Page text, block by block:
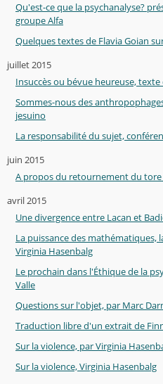
Qu'est-ce que la psychanalyse?
groupe Alfa
Quelques textes de Flavia Goian
juillet 2015
Insuccès ou bévue heureuse,
Sommes-nous des
jesuino
La responsabilité du sujet,
juin 2015
A propos du retournement du tore
avril 2015
Une divergence entre Lacan et
La puissance des mathématiques,
Virginia Hasenbalg
Le prochain dans l'Éthique de la
Valle
Questions sur l'objet, par Marc
Traduction libre d'un extrait de
Sur la violence, par Virginia
Sur la violence, Virginia Hasenbalg